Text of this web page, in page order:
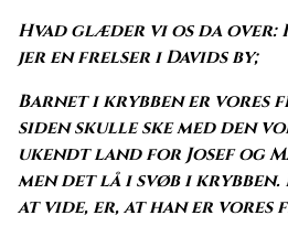
Hvad glæder vi os da over:
jer en frelser i Davids by;
Barnet i krybben er vores
siden skulle ske med den
ukendt land for Josef og
men det lå i svøb i krybben.
at vide, er, at han er vores